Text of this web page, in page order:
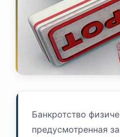
Банкротство
предусмотренная